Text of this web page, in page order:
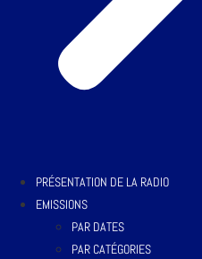
PRÉSENTATION DE LA RADIO
EMISSIONS
PAR DATES
PAR CATÉGORIES